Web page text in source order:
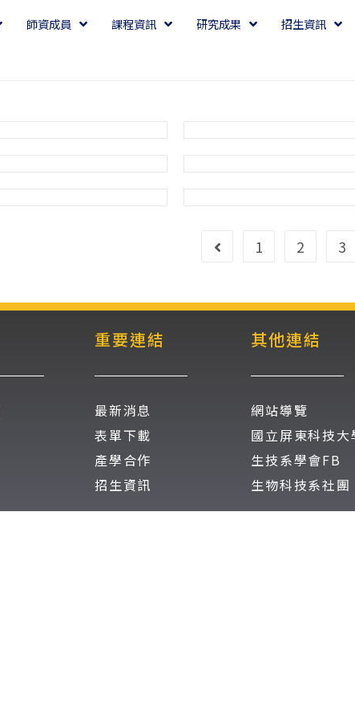
師資成員 課程資訊 研究成果
招生資訊
1 2 3
重要連結
最新消息
表單下載
產學合作
招生資訊
其他連結
網站導覽
國立屏東科技大
生技系學會FB
生物科技系社團